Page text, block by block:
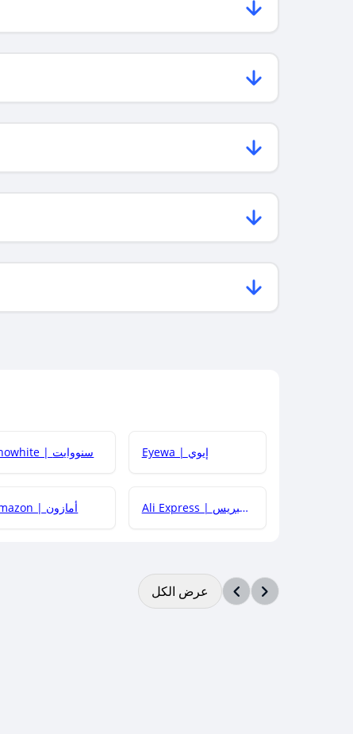
Snowhite | سنووايت Eyewa | إيوي
Amazon | أمازون Ali Express | علي إكسبريس
عرض الكل